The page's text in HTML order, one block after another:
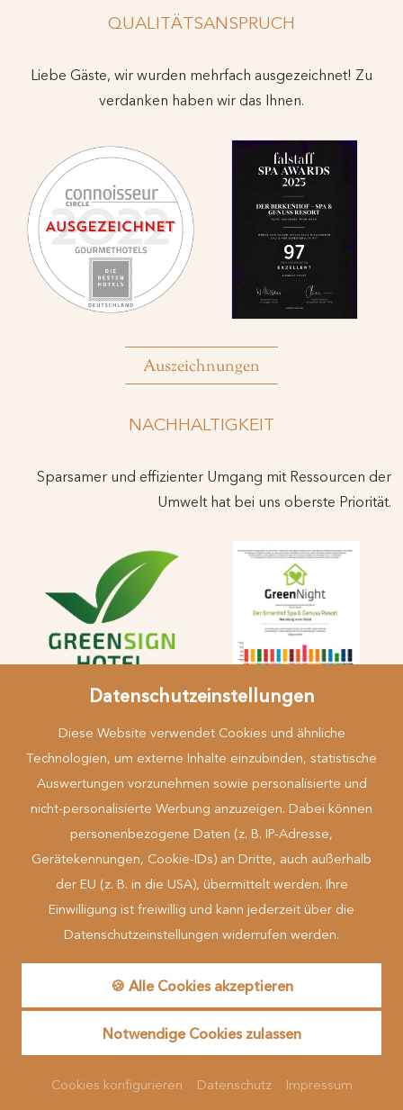
Datenschutzeinstellungen
Diese Website verwendet Cookies und ähnliche
Technologien, um externe Inhalte einzubinden, statistische
Auswertungen vorzunehmen sowie personalisierte und
nicht-personalisierte Werbung anzuzeigen. Dabei können
personenbezogene Daten (z. B. IP-Adresse,
Gerätekennungen, Cookie-IDs) an Dritte, auch außerhalb
der EU (z. B. in die USA), übermittelt werden. Ihre
Einwilligung ist freiwillig und kann jederzeit über die
Datenschutzeinstellungen widerrufen werden.
🍪 Alle Cookies akzeptieren
Notwendige Cookies zulassen
Cookies konfigurieren Datenschutz Impressum
QUALITÄTSANSPRUCH
Liebe Gäste, wir wurden mehrfach ausgezeichnet! Zu
verdanken haben wir das Ihnen.
Auszeichnungen
NACHHALTIGKEIT
Sparsamer und effizienter Umgang mit Ressourcen der
Umwelt hat bei uns oberste Priorität.
Mehr erfahren
... zu Gast in der Natur
Reguest Messenger
Wenn Sie den Messenger nutzen möchten müssen Sie die
Cookies von Reguest akzeptieren!